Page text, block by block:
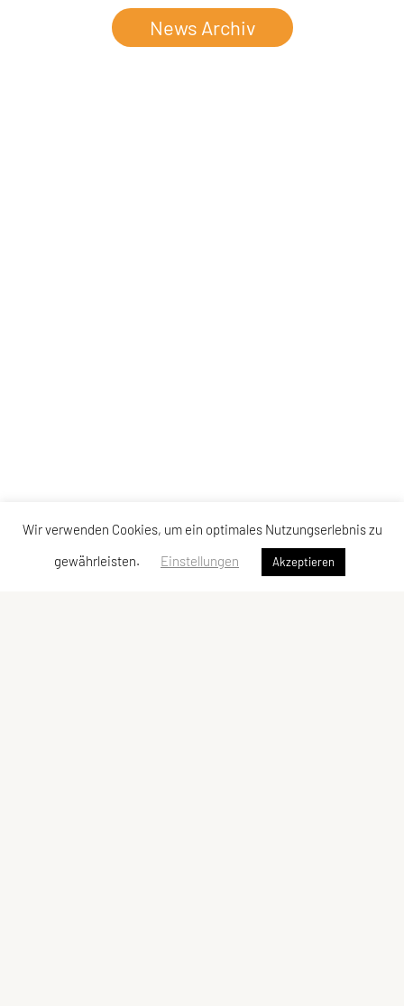
News Archiv
Wir verwenden Cookies, um ein optimales Nutzungserlebnis zu
gewährleisten.
Einstellungen Akzeptieren